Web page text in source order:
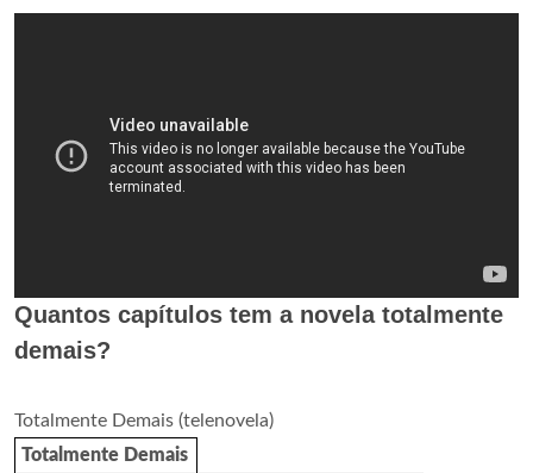
Quantos capítulos tem a novela totalmente
demais?
Totalmente Demais (telenovela)
Totalmente Demais